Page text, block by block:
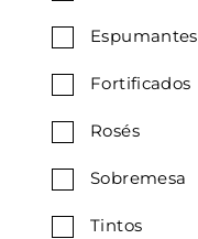
Espumantes
Fortificados
Rosés
Sobremesa
Tintos